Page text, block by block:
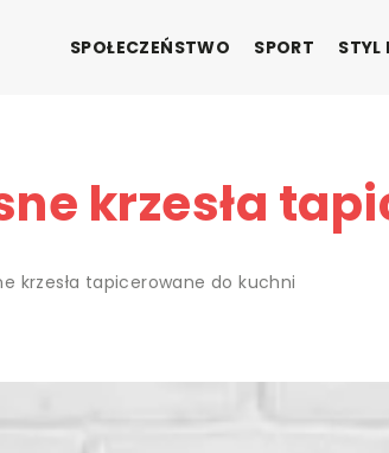
SPOŁECZEŃSTWO SPORT STYL
krzesła
krzesła tapicerowane do kuchni